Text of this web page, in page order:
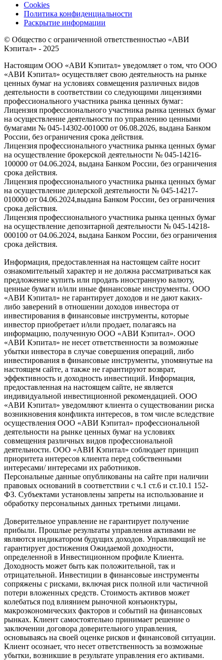
Cookies
Политика конфиденциальности
Раскрытие информации
© Общество с ограниченной ответственностью «АВИ
Кэпитал» - 2025
Настоящим ООО «АВИ Кэпитал» уведомляет о том, что ООО
«АВИ Кэпитал» осуществляет свою деятельность на рынке
ценных бумаг на условиях совмещения различных видов
деятельности в соответствии со следующими лицензиями
профессионального участника рынка ценных бумаг:
Лицензия профессионального участника рынка ценных бумаг
на осуществление деятельности по управлению ценными
бумагами № 045-14302-001000 от 06.08.2026, выдана Банком
России, без ограничения срока действия.
Лицензия профессионального участника рынка ценных бумаг
на осуществление брокерской деятельности № 045-14216-
100000 от 04.06.2024, выдана Банком России, без ограничения
срока действия.
Лицензия профессионального участника рынка ценных бумаг
на осуществление дилерской деятельности № 045-14217-
010000 от 04.06.2024,выдана Банком России, без ограничения
срока действия.
Лицензия профессионального участника рынка ценных бумаг
на осуществление депозитарной деятельности № 045-14218-
000100 от 04.06.2024, выдана Банком России, без ограничения
срока действия.
Информация, предоставленная на настоящем сайте носит
ознакомительный характер и не должна рассматриваться как
предложение купить или продать иностранную валюту,
ценные бумаги и/или иные финансовые инструменты. ООО
«АВИ Кэпитал» не гарантирует доходов и не дают каких-
либо заверений в отношении доходов инвестора от
инвестирования в финансовые инструменты, которые
инвестор приобретает и/или продает, полагаясь на
информацию, полученную ООО «АВИ Кэпитал». ООО
«АВИ Кэпитал» не несет ответственности за возможные
убытки инвестора в случае совершения операций, либо
инвестирования в финансовые инструменты, упомянутые на
настоящем сайте, а также не гарантируют возврат,
эффективность и доходность инвестиций. Информация,
предоставленная на настоящем сайте, не является
индивидуальной инвестиционной рекомендацией. ООО
«АВИ Кэпитал» уведомляют клиента о существовании риска
возникновения конфликта интересов, в том числе вследствие
осуществления ООО «АВИ Кэпитал» профессиональной
деятельности на рынке ценных бумаг на условиях
совмещения различных видов профессиональной
деятельности. ООО «АВИ Кэпитал» соблюдает принцип
приоритета интересов клиента перед собственными
интересами/ интересами их работников.
Персональные данные опубликованы на сайте при наличии
правовых оснований в соответствии с ч.1 ст.6 и ст.10.1 152-
ФЗ. Субъектами установлены запреты на использование и
обработку персональных данных третьими лицами.
Доверительное управление не гарантирует получение
прибыли. Прошлые результаты управления активами не
являются индикатором будущих доходов. Управляющий не
гарантирует достижения Ожидаемой доходности,
определенной в Инвестиционном профиле Клиента.
Доходность может быть как положительной, так и
отрицательной. Инвестиции в финансовые инструменты
сопряжены с рисками, включая риск полной или частичной
потери вложенных средств. Стоимость активов может
колебаться под влиянием рыночной конъюнктуры,
макроэкономических факторов и событий на финансовых
рынках. Клиент самостоятельно принимает решение о
заключении договора доверительного управления,
основываясь на своей оценке рисков и финансовой ситуации.
Клиент осознает, что несет ответственность за возможные
убытки, возникшие в результате управления его активами.